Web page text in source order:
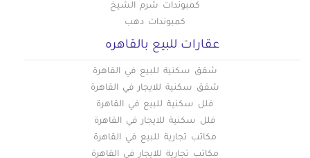
كمبوندات شرم الشيخ
كمبوندات دهب
عقارات للبيع بالقاهره
شقق سكنية للبيع في القاهرة
شقق سكنية للايجار في القاهرة
فلل سكنية للبيع في القاهرة
فلل سكنية للايجار في القاهرة
مكاتب تجارية للبيع في القاهرة
مكاتب تجارية للايجار في القاهرة